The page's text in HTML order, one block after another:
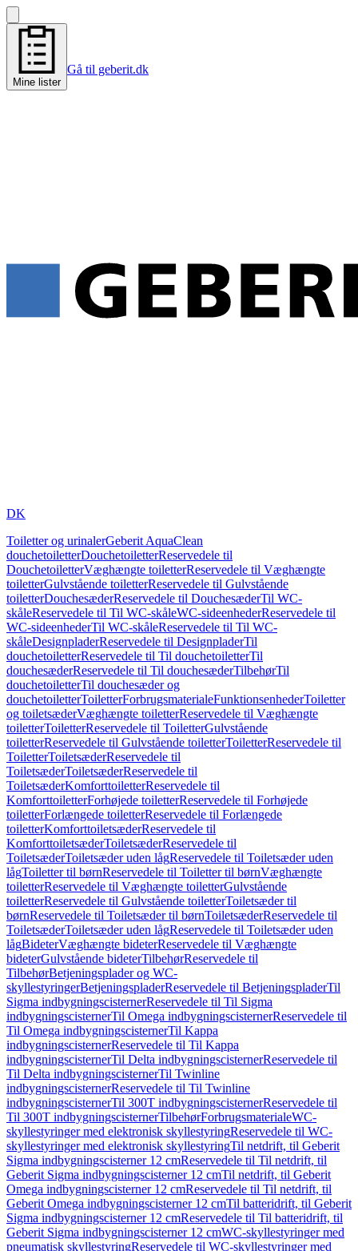
Mine lister
Gå til geberit.dk
DK
Toiletter og urinalerGeberit AquaClean
douchetoiletterDouchetoiletterReservedele til
DouchetoiletterVæghængte toiletterReservedele til Væghængte
toiletterGulvstående toiletterReservedele til Gulvstående
toiletterDouchesæderReservedele til DouchesæderTil WC-
skåleReservedele til Til WC-skåleWC-sideenhederReservedele til
WC-sideenhederTil WC-skåleReservedele til Til WC-
skåleDesignpladerReservedele til DesignpladerTil
douchetoiletterReservedele til Til douchetoiletterTil
douchesæderReservedele til Til douchesæderTilbehørTil
douchetoiletterTil douchesæder og
douchetoiletterToiletterForbrugsmaterialeFunktionsenhederToiletter
og toiletsæderVæghængte toiletterReservedele til Væghængte
toiletterToiletterReservedele til ToiletterGulvstående
toiletterReservedele til Gulvstående toiletterToiletterReservedele til
ToiletterToiletsæderReservedele til
ToiletsæderToiletsæderReservedele til
ToiletsæderKomforttoiletterReservedele til
KomforttoiletterForhøjede toiletterReservedele til Forhøjede
toiletterForlængede toiletterReservedele til Forlængede
toiletterKomforttoiletsæderReservedele til
KomforttoiletsæderToiletsæderReservedele til
ToiletsæderToiletsæder uden lågReservedele til Toiletsæder uden
lågToiletter til børnReservedele til Toiletter til børnVæghængte
toiletterReservedele til Væghængte toiletterGulvstående
toiletterReservedele til Gulvstående toiletterToiletsæder til
børnReservedele til Toiletsæder til børnToiletsæderReservedele til
ToiletsæderToiletsæder uden lågReservedele til Toiletsæder uden
lågBideterVæghængte bideterReservedele til Væghængte
bideterGulvstående bideterTilbehørReservedele til
TilbehørBetjeningsplader og WC-
skyllestyringerBetjeningspladerReservedele til BetjeningspladerTil
Sigma indbygningscisternerReservedele til Til Sigma
indbygningscisternerTil Omega indbygningscisternerReservedele til
Til Omega indbygningscisternerTil Kappa
indbygningscisternerReservedele til Til Kappa
indbygningscisternerTil Delta indbygningscisternerReservedele til
Til Delta indbygningscisternerTil Twinline
indbygningscisternerReservedele til Til Twinline
indbygningscisternerTil 300T indbygningscisternerReservedele til
Til 300T indbygningscisternerTilbehørForbrugsmaterialeWC-
skyllestyringer med elektronisk skyllestyringReservedele til WC-
skyllestyringer med elektronisk skyllestyringTil netdrift, til Geberit
Sigma indbygningscisterner 12 cmReservedele til Til netdrift, til
Geberit Sigma indbygningscisterner 12 cmTil netdrift, til Geberit
Omega indbygningscisterner 12 cmReservedele til Til netdrift, til
Geberit Omega indbygningscisterner 12 cmTil batteridrift, til Geberit
Sigma indbygningscisterner 12 cmReservedele til Til batteridrift, til
Geberit Sigma indbygningscisterner 12 cmWC-skyllestyringer med
pneumatisk skyllestyringReservedele til WC-skyllestyringer med